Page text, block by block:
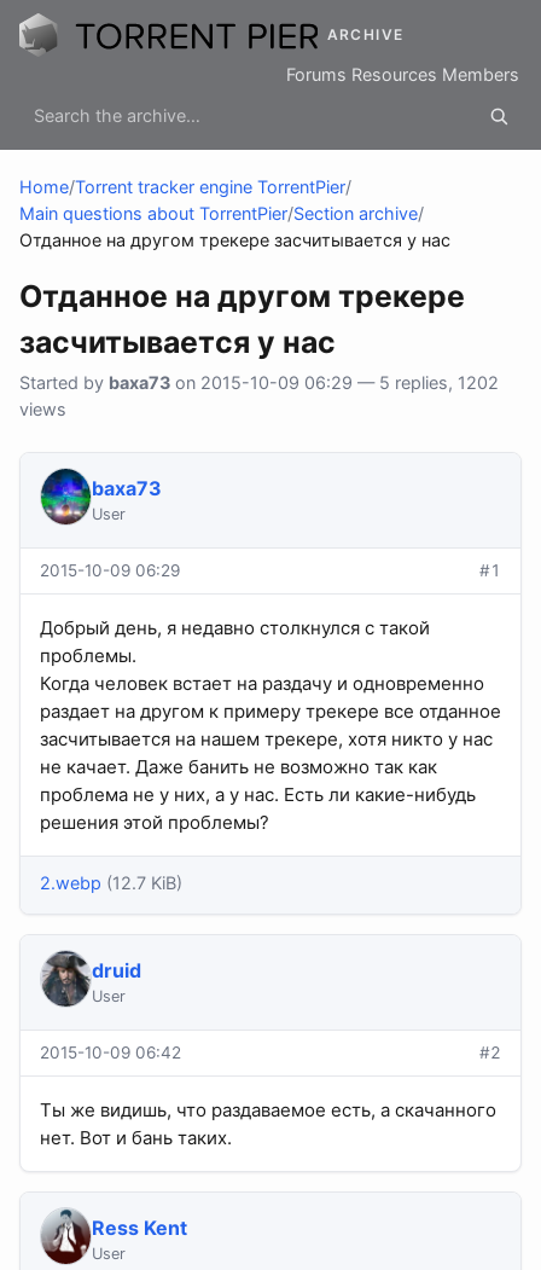
ARCHIVE
Forums Resources Members
Home/Torrent tracker engine TorrentPier/
Main questions about TorrentPier/Section archive/
Отданное на другом трекере засчитывается у нас
Отданное на другом трекере
засчитывается у нас
Started by baxa73 on 2015-10-09 06:29 — 5 replies, 1202
views
baxa73
User
2015-10-09 06:29 #1
Добрый день, я недавно столкнулся с такой
проблемы.
Когда человек встает на раздачу и одновременно
раздает на другом к примеру трекере все отданное
засчитывается на нашем трекере, хотя никто у нас
не качает. Даже банить не возможно так как
проблема не у них, а у нас. Есть ли какие-нибудь
решения этой проблемы?
2.webp (12.7 KiB)
druid
User
2015-10-09 06:42 #2
Ты же видишь, что раздаваемое есть, а скачанного
нет. Вот и бань таких.
Ress Kent
User